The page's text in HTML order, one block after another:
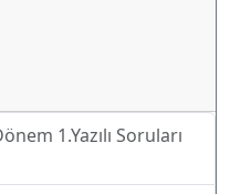
1.Yazılı Soruları